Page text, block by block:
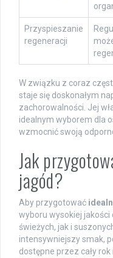
Przyspieszanie
regeneracji
W związku z coraz
staje się doskonałym
zachorowalności. Jej
idealnym wyborem dla
wzmocnić swoją
Jak
jagód?
Aby przygotować
wyboru wysokiej
świeżych, jak i
intensywniejszy smak,
dostępne przez cały